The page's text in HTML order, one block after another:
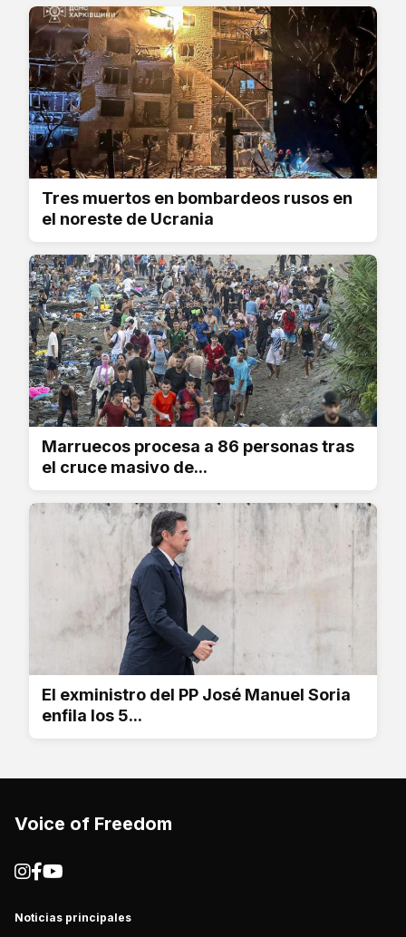
Tres muertos en bombardeos rusos en
el noreste de Ucrania
Marruecos procesa a 86 personas tras
el cruce masivo de...
El exministro del PP José Manuel Soria
enfila los 5...
Voice of Freedom
Noticias principales